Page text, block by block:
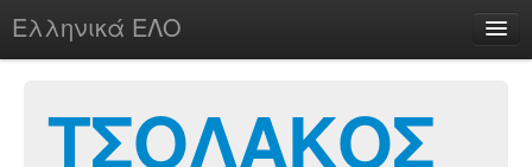
Ελληνικά ΕΛΟ
ΤΣΟΛΑΚΟΣ